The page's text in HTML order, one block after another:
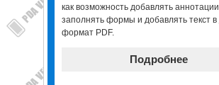
как возможность добавлять
заполнять формы и добавлять текст в
формат PDF.
Подробнее